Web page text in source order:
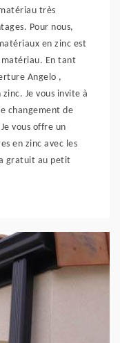
très
Pour nous,
en zinc est
En tant
Angelo ,
Je vous invite à
changement de
vous offre un
en zinc avec les
gratuit au petit